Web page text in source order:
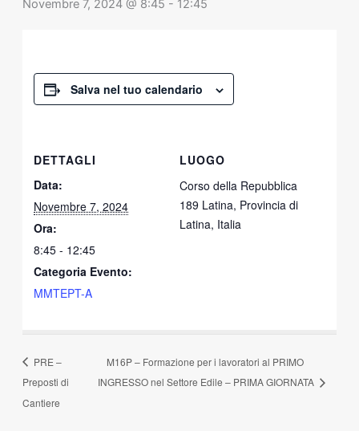
Novembre 7, 2024 @ 8:45 - 12:45
Salva nel tuo calendario
DETTAGLI
Data:
Novembre 7, 2024
Ora:
8:45 - 12:45
Categoria Evento:
MMTEPT-A
LUOGO
Corso della Repubblica
189 Latina, Provincia di
Latina, Italia
PRE –
Preposti di
Cantiere
M16P – Formazione per i lavoratori al PRIMO
INGRESSO nel Settore Edile – PRIMA GIORNATA